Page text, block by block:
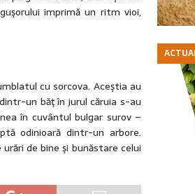
imprimă un ritm vioi,
cu sorcova. Aceştia au
un băţ în jurul căruia s-au
în cuvântul bulgar surov –
odinioară dintr-un arbore.
de bine şi bunăstare celui